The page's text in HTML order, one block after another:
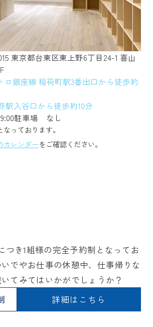
東京都台東区東上野6丁目24-1 喜山
ロ銀座線 稲荷町駅3番出口から徒歩約
駅入谷口から徒歩約10分
駐車場 なし
なっております。
カレンダーをご確認ください。
つき1組様の完全予約制となってお
でやお仕事の休憩中、仕事帰りな
てみてはいかがでしょうか？
詳細はこちら